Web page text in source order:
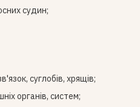
судин;
суглобів, хрящів;
органів, систем;